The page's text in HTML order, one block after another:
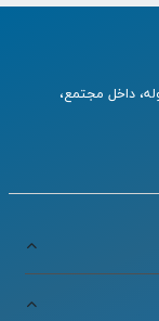
داخل مجتمع،